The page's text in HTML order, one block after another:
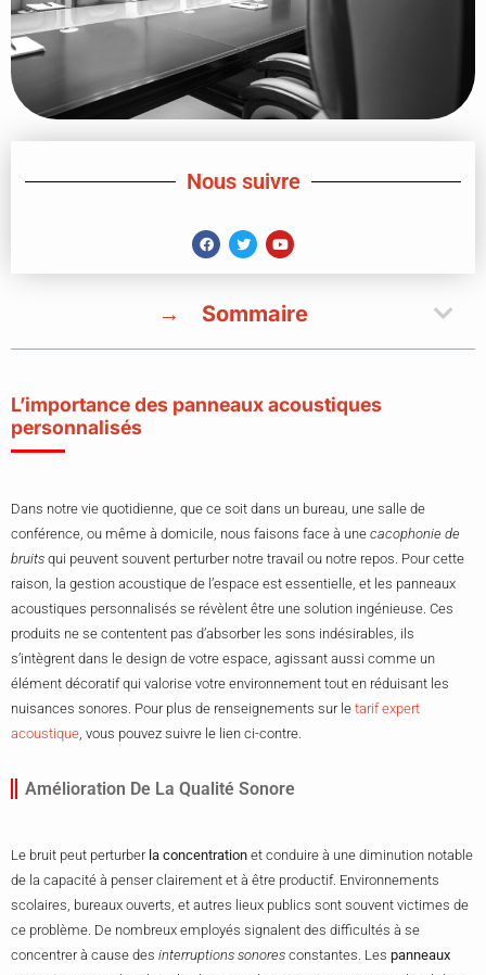
Nous suivre
Sommaire
L’importance des panneaux acoustiques
personnalisés
Dans notre vie quotidienne, que ce soit dans un bureau, une salle de
conférence, ou même à domicile, nous faisons face à une cacophonie de
bruits qui peuvent souvent perturber notre travail ou notre repos. Pour cette
raison, la gestion acoustique de l’espace est essentielle, et les panneaux
acoustiques personnalisés se révèlent être une solution ingénieuse. Ces
produits ne se contentent pas d’absorber les sons indésirables, ils
s’intègrent dans le design de votre espace, agissant aussi comme un
élément décoratif qui valorise votre environnement tout en réduisant les
nuisances sonores. Pour plus de renseignements sur le tarif expert
acoustique , vous pouvez suivre le lien ci-contre.
Amélioration De La Qualité Sonore
Le bruit peut perturberla concentration et conduire à une diminution notable
de la capacité à penser clairement et à être productif. Environnements
scolaires, bureaux ouverts, et autres lieux publics sont souvent victimes de
ce problème. De nombreux employés signalent des difficultés à se
concentrer à cause des interruptions sonores constantes. Les panneaux